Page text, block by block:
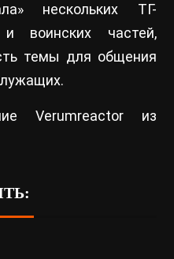
нескольких ТГ-
воинских частей,
темы для общения
Verumreactor из